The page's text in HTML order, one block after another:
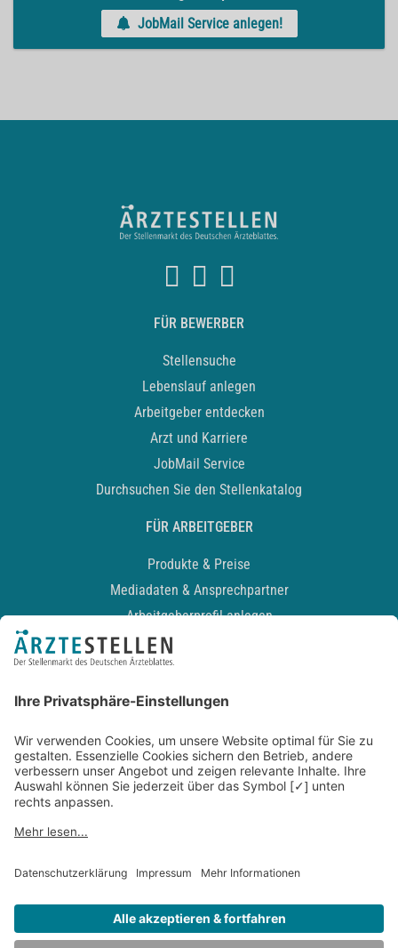
JobMail Service anlegen!
FÜR BEWERBER
Stellensuche
Lebenslauf anlegen
Arbeitgeber entdecken
Arzt und Karriere
JobMail Service
Durchsuchen Sie den Stellenkatalog
FÜR ARBEITGEBER
Produkte & Preise
Mediadaten & Ansprechpartner
Arbeitgeberprofil anlegen
Recruiting-Podcast
Kontakt
Datenschutz
Newsletter